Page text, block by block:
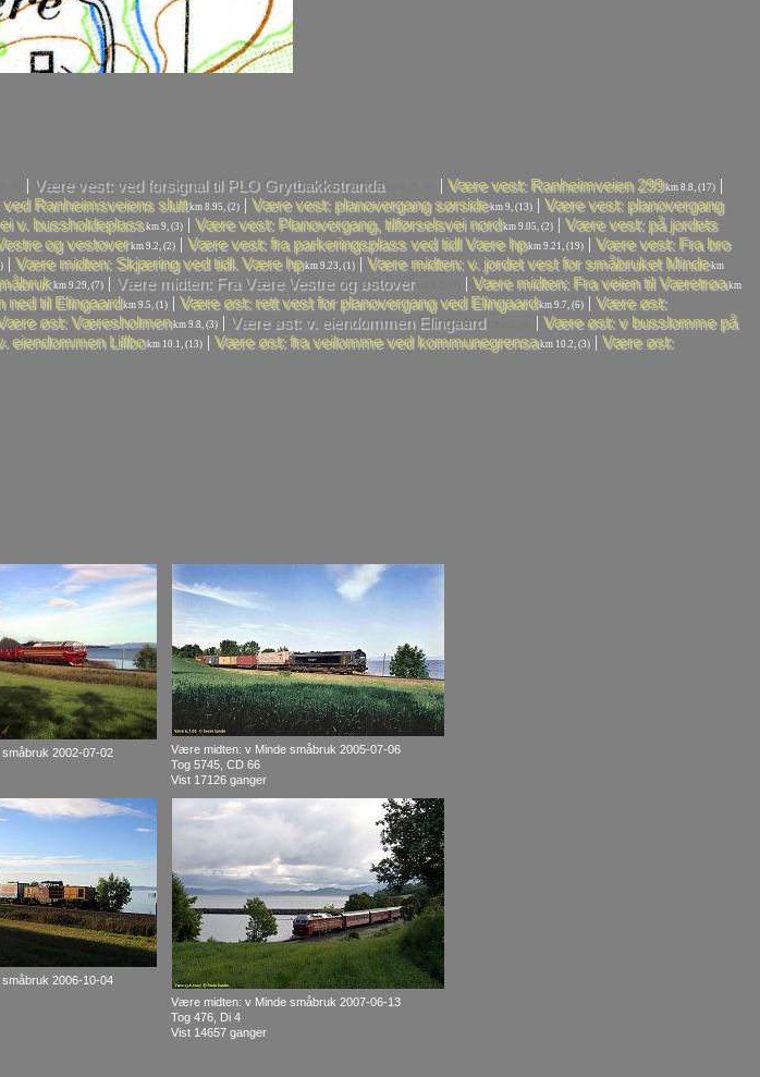
(0) | Være vest: ved forsignal til PLO Grytbakkstrandakm 8.75, (0) | Være vest: Ranheimveien 299km 8.8, (17) |
Ranheimsveiens sluttkm 8.95, (2) | Være vest: planovergang sørsidekm 9, (13) | Være vest: planovergang
v. bussholdeplasskm 9, (3) | Være vest: Planovergang, tilførselsvei nord km 9.05, (2) | Være vest: på jordets
og vestoverkm 9.2, (2) | Være vest: fra parkeringsplass ved tidl Være hpkm 9.21, (19) | Være vest: Fra bro
| Være midten: Skjæring ved tidl. Være hpkm 9.23, (1) | Være midten: v. jordet vest for småbruket Mindekm
km 9.29, (7) | Være midten: Fra Være Vestre og østoverkm 9.3, (0) | Være midten: Fra veien til Væretrøakm
ned til Elingaard km 9.5, (1) | Være øst: rett vest for planovergang ved Elingaard km 9.7, (6) | Være øst:
øst: Væresholmenkm 9.8, (3) | Være øst: v. eiendommen Elingaard | Være øst: v busslomme på
eiendommen Lillbokm 10.1, (13) | Være øst: fra veilomme ved kommunegrensakm 10.2, (3) | Være øst:
2002-07-02
Være midten: v Minde småbruk 2005-07-06
Tog 5745, CD 66
Vist 17126 ganger
2006-10-04
Være midten: v Minde småbruk 2007-06-13
Tog 476, Di 4
Vist 14657 ganger